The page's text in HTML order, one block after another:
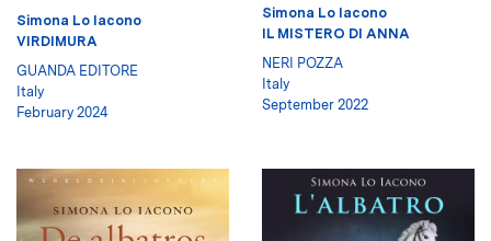
Simona Lo Iacono
VIRDIMURA
GUANDA EDITORE
Italy
February 2024
Simona Lo Iacono
IL MISTERO DI ANNA
NERI POZZA
Italy
September 2022